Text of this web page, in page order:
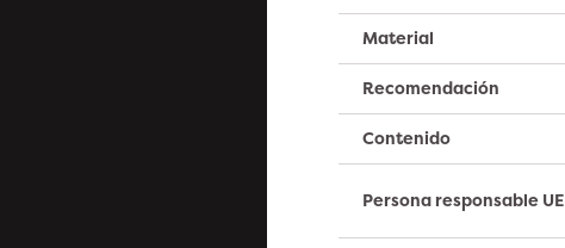
Material
Recomendación
Contenido
Persona responsable UE